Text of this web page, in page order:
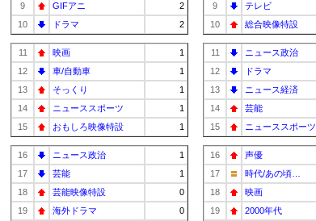
9
GIFアニ
2
10
ドラマ 2
11 映画
1
12
車/自動車
1
13
そっくり
1
14
ニューススポーツ
1
15
おもしろ映像特設 1
16 ニュース政治
1
17
芸能
1
18
芸能映像特設
0
19
海外ドラマ
0
9
テレビ
10
総合映像特設
11 ニュース政治
12
ドラマ
13
ニュース経済
14
芸能
15
ニューススポーツ
16 声優
17
時代/あの頃…
18
映画
19
2000年代